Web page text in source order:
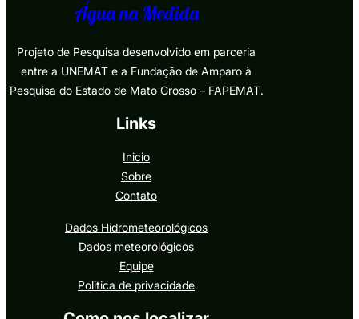
Água na Medida
Projeto de Pesquisa desenvolvido em parceria
entre a UNEMAT e a Fundação de Amparo à
Pesquisa do Estado de Mato Grosso – FAPEMAT.
Links
Inicio
Sobre
Contato
Dados Hidrometeorológicos
Dados meteorológicos
Equipe
Politica de privacidade